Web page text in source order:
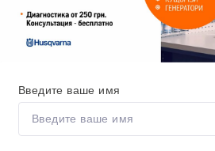
Введите ваше имя